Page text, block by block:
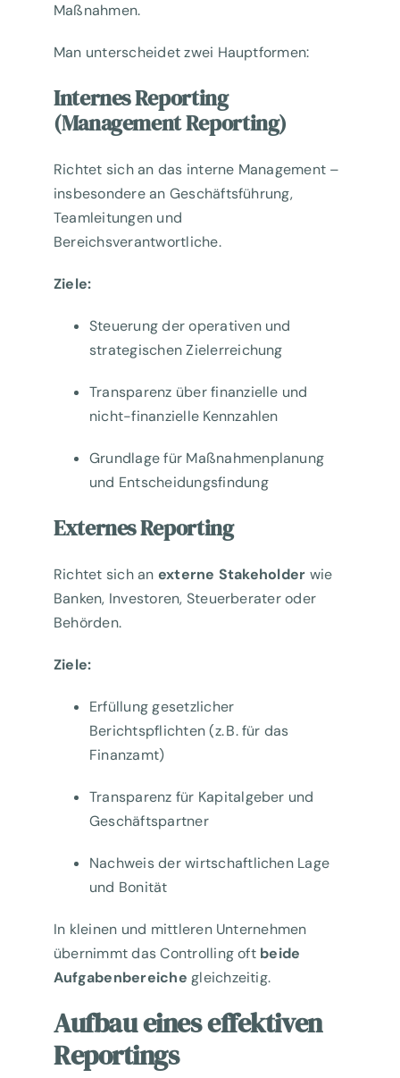
Maßnahmen.
Man unterscheidet zwei Hauptformen:
Internes Reporting
(Management Reporting)
Richtet sich an das interne Management –
insbesondere an Geschäftsführung,
Teamleitungen und
Bereichsverantwortliche.
Ziele:
Steuerung der operativen und
strategischen Zielerreichung
Transparenz über finanzielle und
nicht-finanzielle Kennzahlen
Grundlage für Maßnahmenplanung
und Entscheidungsfindung
Externes Reporting
Richtet sich an externe Stakeholder wie
Banken, Investoren, Steuerberater oder
Behörden.
Ziele:
Erfüllung gesetzlicher
Berichtspflichten (z. B. für das
Finanzamt)
Transparenz für Kapitalgeber und
Geschäftspartner
Nachweis der wirtschaftlichen Lage
und Bonität
In kleinen und mittleren Unternehmen
übernimmt das Controlling oft beide
Aufgabenbereiche gleichzeitig.
Aufbau eines effektiven
Reportings